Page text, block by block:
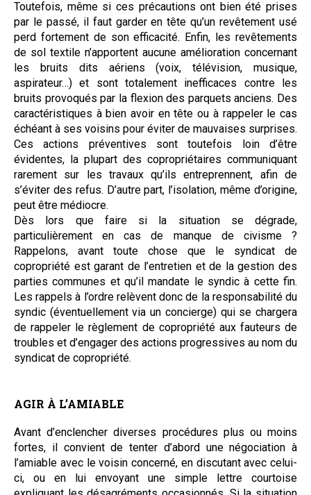
Toutefois, même si ces précautions ont bien été prises
par le passé, il faut garder en tête qu’un revêtement usé
perd fortement de son efficacité. Enfin, les revêtements
de sol textile n’apportent aucune amélioration concernant
les bruits dits aériens (voix, télévision, musique,
aspirateur…) et sont totalement inefficaces contre les
bruits provoqués par la flexion des parquets anciens. Des
caractéristiques à bien avoir en tête ou à rappeler le cas
échéant à ses voisins pour éviter de mauvaises surprises.
Ces actions préventives sont toutefois loin d’être
évidentes, la plupart des copropriétaires communiquant
rarement sur les travaux qu’ils entreprennent, afin de
s’éviter des refus. D’autre part, l’isolation, même d’origine,
peut être médiocre.
Dès lors que faire si la situation se dégrade,
particulièrement en cas de manque de civisme ?
Rappelons, avant toute chose que le syndicat de
copropriété est garant de l’entretien et de la gestion des
parties communes et qu’il mandate le syndic à cette fin.
Les rappels à l’ordre relèvent donc de la responsabilité du
syndic (éventuellement via un concierge) qui se chargera
de rappeler le règlement de copropriété aux fauteurs de
troubles et d’engager des actions progressives au nom du
syndicat de copropriété.
AGIR À L’AMIABLE
Avant d’enclencher diverses procédures plus ou moins
fortes, il convient de tenter d’abord une négociation à
l’amiable avec le voisin concerné, en discutant avec celui-
ci, ou en lui envoyant une simple lettre courtoise